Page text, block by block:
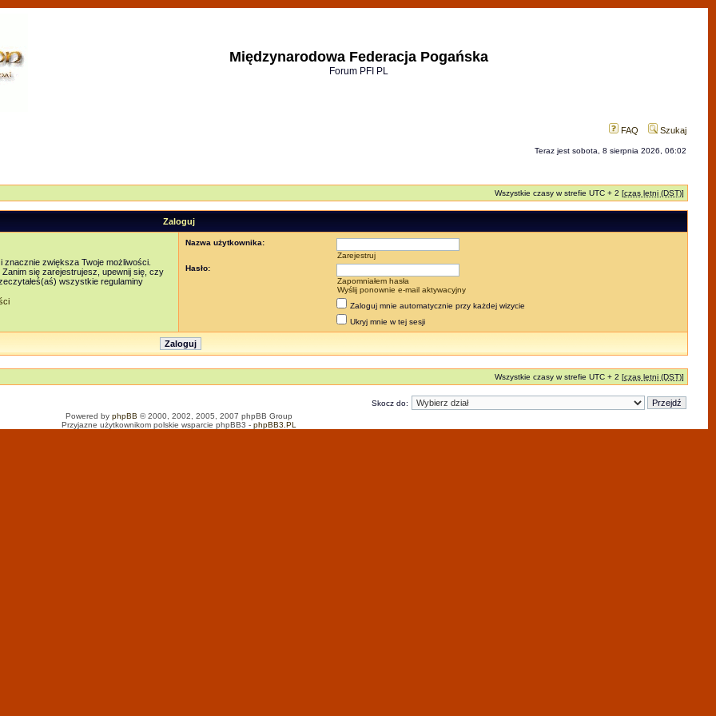
Międzynarodowa Federacja Pogańska
Forum PFI PL
FAQ Szukaj
Teraz jest sobota, 8 sierpnia 2026, 06:02
Wszystkie czasy w strefie UTC + 2 [czas letni (DST)]
Zaloguj
zwiększa Twoje możliwości.
się zarejestrujesz, upewnij się, czy
wszystkie regulaminy
Nazwa użytkownika:
Zarejestruj
Hasło:
Zapomniałem hasła
Wyślij ponownie e-mail aktywacyjny
Zaloguj mnie automatycznie przy każdej wizycie
Ukryj mnie w tej sesji
Wszystkie czasy w strefie UTC + 2 [czas letni (DST)]
Skocz do:
Powered by phpBB © 2000, 2002, 2005, 2007 phpBB Group
Przyjazne użytkownikom polskie wsparcie phpBB3 - phpBB3.PL